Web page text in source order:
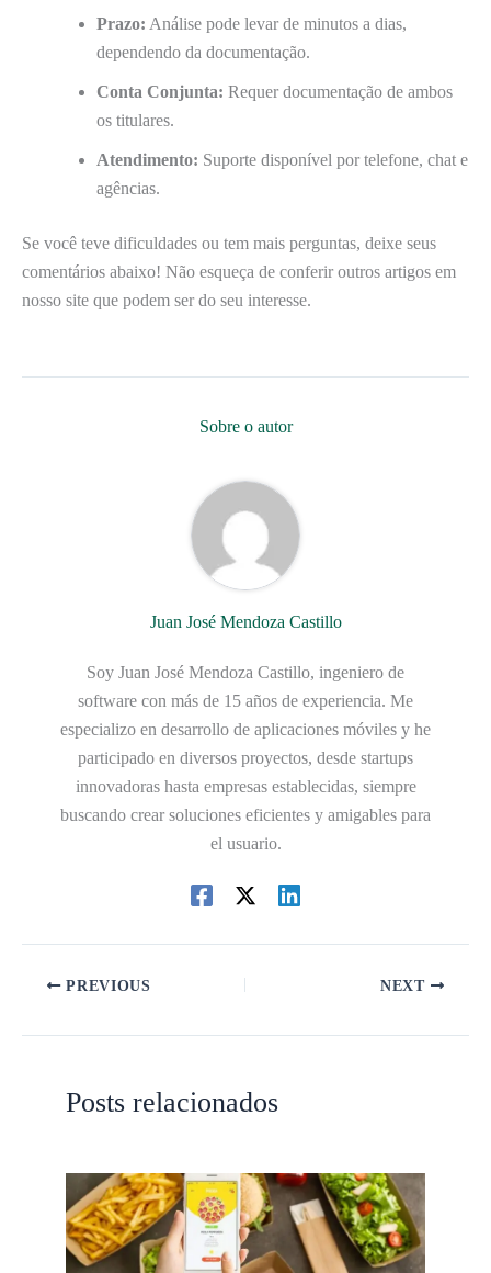
Prazo: Análise pode levar de minutos a dias,
dependendo da documentação.
Conta Conjunta: Requer documentação de ambos
os titulares.
Atendimento: Suporte disponível por telefone, chat e
agências.
Se você teve dificuldades ou tem mais perguntas, deixe seus
comentários abaixo! Não esqueça de conferir outros artigos em
nosso site que podem ser do seu interesse.
Sobre o autor
Juan José Mendoza Castillo
Soy Juan José Mendoza Castillo, ingeniero de
software con más de 15 años de experiencia. Me
especializo en desarrollo de aplicaciones móviles y he
participado en diversos proyectos, desde startups
innovadoras hasta empresas establecidas, siempre
buscando crear soluciones eficientes y amigables para
el usuario.
PREVIOUS NEXT
Posts relacionados